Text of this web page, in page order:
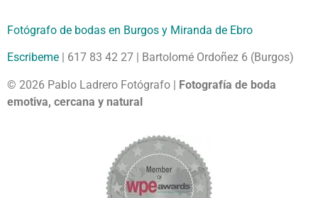
Fotógrafo de bodas en Burgos y Miranda de Ebro
Escribeme | 617 83 42 27 | Bartolomé Ordoñez 6 (Burgos)
© 2026 Pablo Ladrero Fotógrafo | Fotografía de boda
emotiva, cercana y natural